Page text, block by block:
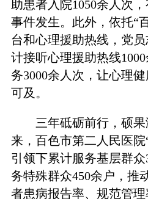
助患者入院1050余人次
事件发生。此外，依托“
台和心理援助热线，党
计接听心理援助热线
务3000余人次，让心理
可及。
三年砥砺前行，硕
来，百色市第二人民医
引领下累计服务基层群
务特殊群众450余户，推
者患病报告率、规范管